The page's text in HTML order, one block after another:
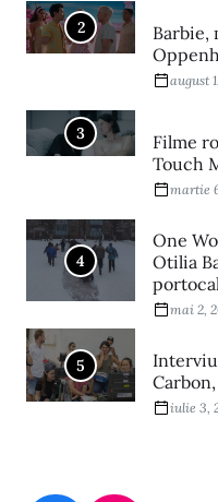
2
Barbie,
august
3
Filme
Touch
martie
4
One
Otilia
mai 2,
5
Interviu
iulie 3,